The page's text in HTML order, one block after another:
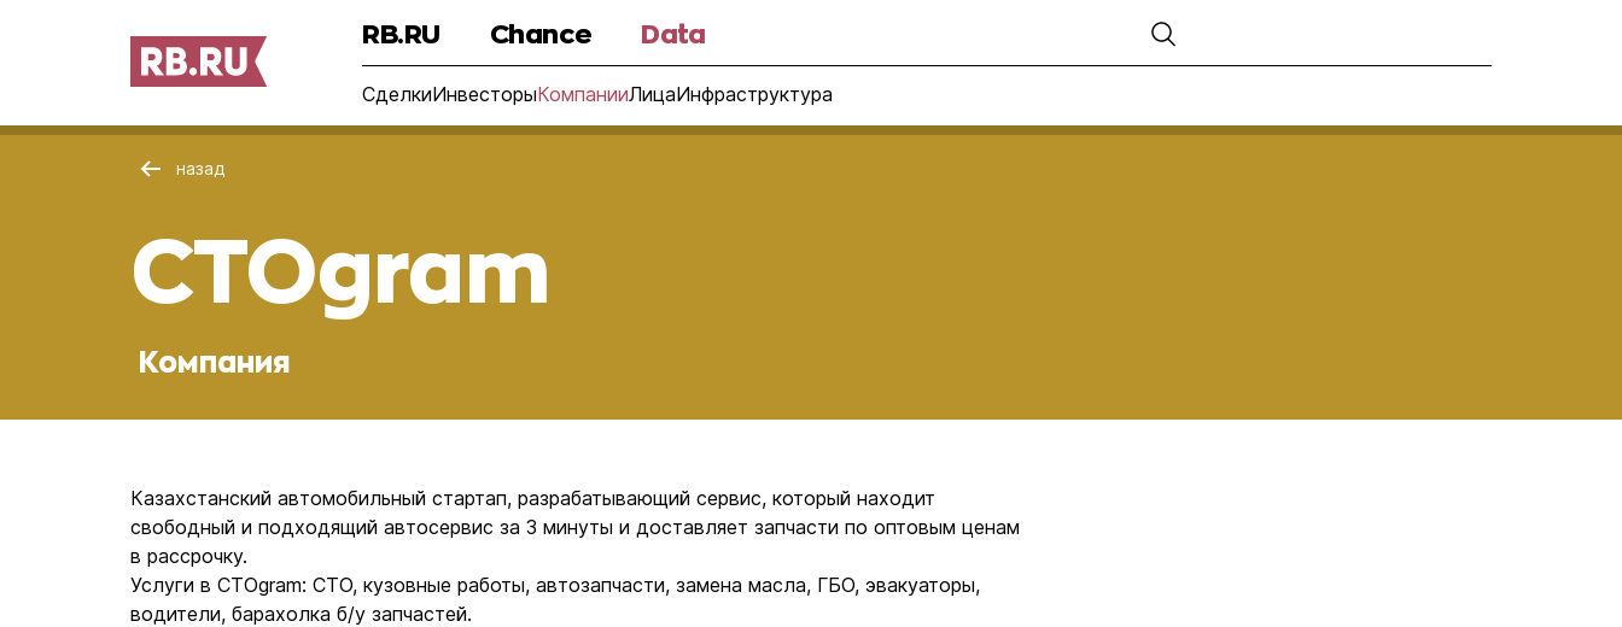
RB.RU Chance Data
СделкиИнвесторыКомпанииЛицаИнфраструктура
назад
CTOgram
Компания
Казахстанский автомобильный стартап, разрабатывающий сервис, который находит
свободный и подходящий автосервис за 3 минуты и доставляет запчасти по оптовым ценам
в рассрочку.
Услуги в CTOgram: СТО, кузовные работы, автозапчасти, замена масла, ГБО, эвакуаторы,
водители, барахолка б/у запчастей.